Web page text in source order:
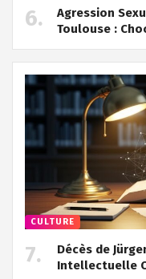
Agression
Toulouse :
CULTURE
Décès de
Intellectuelle